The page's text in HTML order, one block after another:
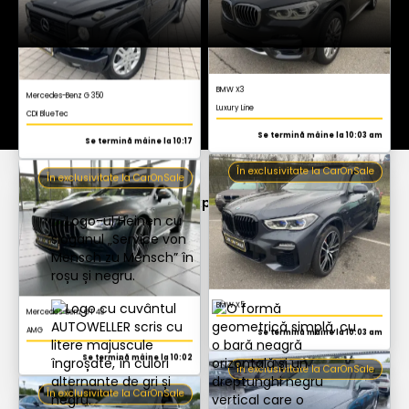
Mercedes-Benz GT 43
Se termină mâine la 10:02
BMW M2
3.0i Drivelogic
Se termină mâine la 10:17
În exclusivitate la CarOnSale
BMW X5
Se termină mâine la 10:03 am
Audi A4 Avant
S line
Se termină mâine la 10:03 am
În exclusivitate la CarOnSale
În exclusivitate la CarOnSale
Extras de la expeditorii noștri